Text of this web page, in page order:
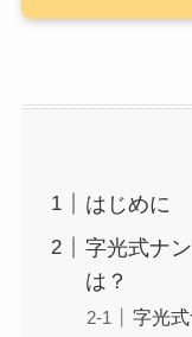
はじめに
字光式ナ
は？
字光